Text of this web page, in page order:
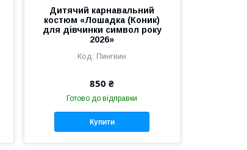
Дитячий карнавальний
костюм «Лошадка (Коник)
для дівчинки символ року
2026»
Пингвин
850 ₴
Готово до відправки
Купити